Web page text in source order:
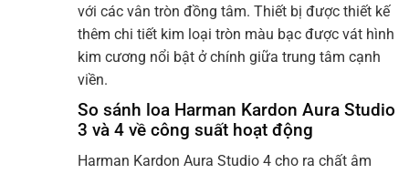
với các vân tròn đồng tâm. Thiết bị được thiết kế
thêm chi tiết kim loại tròn màu bạc được vát hình
kim cương nổi bật ở chính giữa trung tâm cạnh
viền.
So sánh loa Harman Kardon Aura Studio
3 và 4 về công suất hoạt động
Harman Kardon Aura Studio 4 cho ra chất âm